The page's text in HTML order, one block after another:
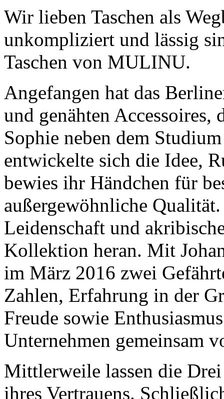
Wir lieben Taschen als
unkompliziert und lässig
Taschen von MULINU.
Angefangen hat das
und genähten
Sophie neben dem
entwickelte sich die Idee,
bewies ihr Händchen für
außergewöhnliche
Leidenschaft und
Kollektion heran. Mit
im März 2016 zwei
Zahlen, Erfahrung in der
Freude sowie
Unternehmen gemeinsam
Mittlerweile lassen die
ihres Vertrauens.